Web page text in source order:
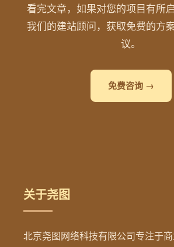
看完文章，如果对您的项目有所
我们的建站顾问，获取免费的方
议。
免费咨询 →
关于尧图
北京尧图网络科技有限公司专注于